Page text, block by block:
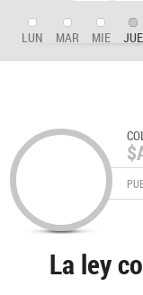
LUN MAR MIE JUE
La ley